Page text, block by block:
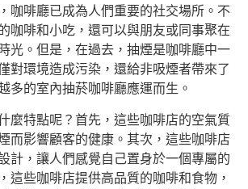
咖啡廳已成為人們重要的社交場所。不
咖啡和小吃，還可以與朋友或同事聚在
光。但是，在過去，抽煙是咖啡廳中一
對環境造成污染，還給非吸煙者帶來了
多的室內抽菸咖啡廳應運而生。
麼特點呢？首先，這些咖啡店的空氣質
而影響顧客的健康。其次，這些咖啡店
計，讓人們感覺自己置身於一個專屬的
這些咖啡店提供高品質的咖啡和食物，